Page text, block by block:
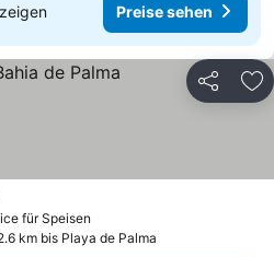
Preise sehen
Teilen
für Speisen
km bis Playa de Palma